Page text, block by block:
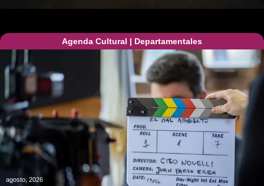
Agenda Cultural | Departamentales
agosto, 2026